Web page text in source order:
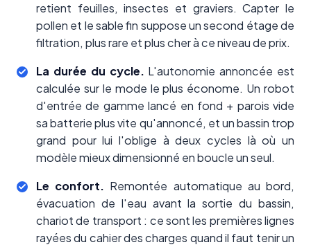
retient feuilles, insectes et graviers. Capter le
pollen et le sable fin suppose un second étage de
filtration, plus rare et plus cher à ce niveau de prix.
La durée du cycle. L'autonomie annoncée est
calculée sur le mode le plus économe. Un robot
d'entrée de gamme lancé en fond + parois vide
sa batterie plus vite qu'annoncé, et un bassin trop
grand pour lui l'oblige à deux cycles là où un
modèle mieux dimensionné en boucle un seul.
Le confort. Remontée automatique au bord,
évacuation de l'eau avant la sortie du bassin,
chariot de transport : ce sont les premières lignes
rayées du cahier des charges quand il faut tenir un